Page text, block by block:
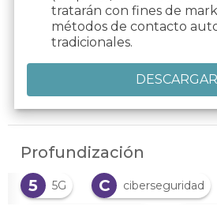
tratarán con fines de
métodos de contacto
tradicionales.
Profundización
5
5G C ciberseguridad